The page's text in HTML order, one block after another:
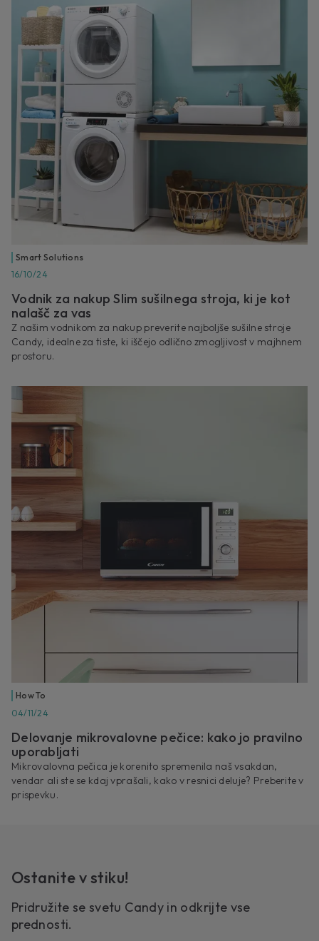
Smart Solutions
16/10/24
Vodnik za nakup Slim sušilnega stroja, ki je kot
nalašč za vas
Z našim vodnikom za nakup preverite najboljše sušilne stroje
Candy, idealne za tiste, ki iščejo odlično zmogljivost v majhnem
prostoru.
How To
04/11/24
Delovanje mikrovalovne pečice: kako jo pravilno
uporabljati
Mikrovalovna pečica je korenito spremenila naš vsakdan,
vendar ali ste se kdaj vprašali, kako v resnici deluje? Preberite v
prispevku.
Ostanite v stiku!
Pridružite se svetu Candy in odkrijte vse
prednosti.